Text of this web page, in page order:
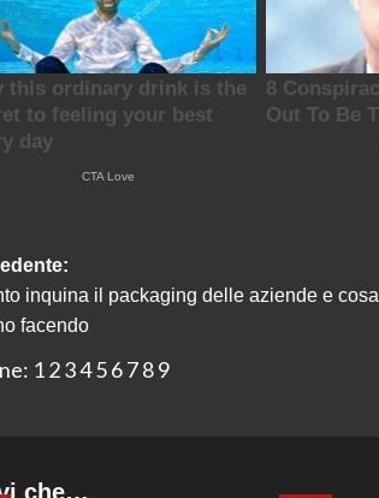
inquina il packaging delle aziende e cosa
facendo
1 2 34 5 6 7 8 9
che…